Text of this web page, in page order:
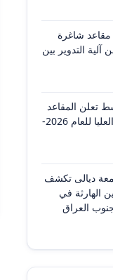
شاغرة
آلية التدوير بين
تعلن المقاعد
الشاغرة للدراسات العليا للعام 2026-
ديالى تكشف
الهارثة في
العراق